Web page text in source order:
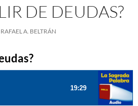
DE DEUDAS?
RAFAEL A. BELTRÁN